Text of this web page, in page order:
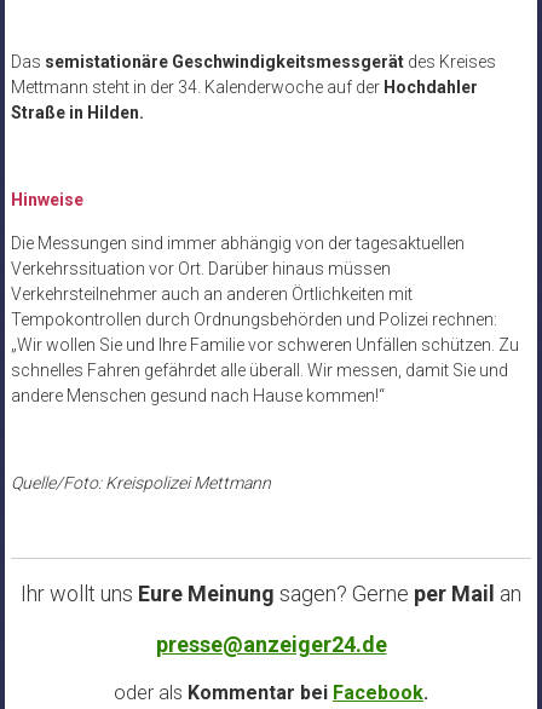
Das semistationäre Geschwindigkeitsmessgerätdes Kreises
Mettmann steht in der 34. Kalenderwoche auf der Hochdahler
Straße in Hilden.
Hinweise
Die Messungen sind immer abhängig von der tagesaktuellen
Verkehrssituation vor Ort. Darüber hinaus müssen
Verkehrsteilnehmer auch an anderen Örtlichkeiten mit
Tempokontrollen durch Ordnungsbehörden und Polizei rechnen:
„Wir wollen Sie und Ihre Familie vor schweren Unfällen schützen. Zu
schnelles Fahren gefährdet alle überall. Wir messen, damit Sie und
andere Menschen gesund nach Hause kommen!“
Quelle/Foto: Kreispolizei Mettmann
Ihr wollt uns Eure Meinung sagen? Gerne per Mail an
presse@anzeiger24.de
oder als Kommentar bei Facebook.